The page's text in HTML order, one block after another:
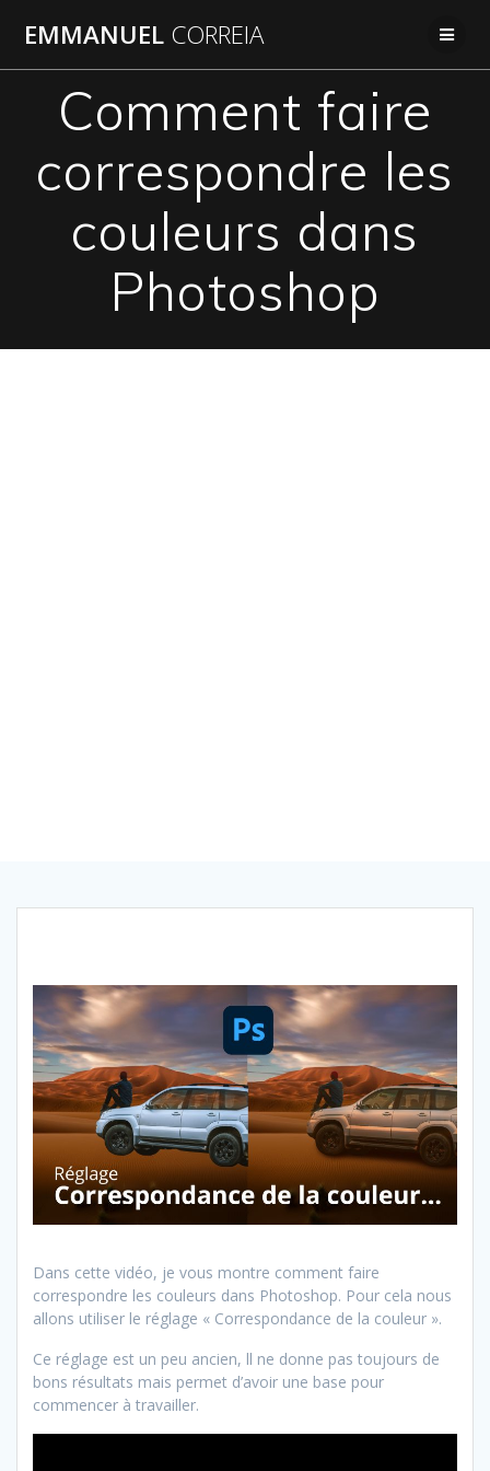
au
EMMANUEL CORREIA
Comment faire
correspondre les
couleurs dans
Photoshop
Dans cette vidéo, je vous montre comment faire
correspondre les couleurs dans Photoshop. Pour cela nous
allons utiliser le réglage « Correspondance de la couleur ».
Ce réglage est un peu ancien, ll ne donne pas toujours de
bons résultats mais permet d’avoir une base pour
commencer à travailler.